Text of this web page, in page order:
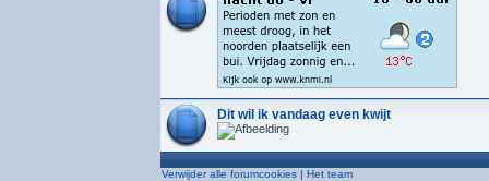
Dit wil ik vandaag even kwijt
Verwijder alle forumcookies | Het team